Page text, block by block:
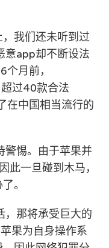
我们还未听到过
意app却不断设法
月前，
过40款合法
在中国相当流行的
警惕。由于苹果并
此一旦碰到木马，
。
，那将承受巨大的
果为自身操作系